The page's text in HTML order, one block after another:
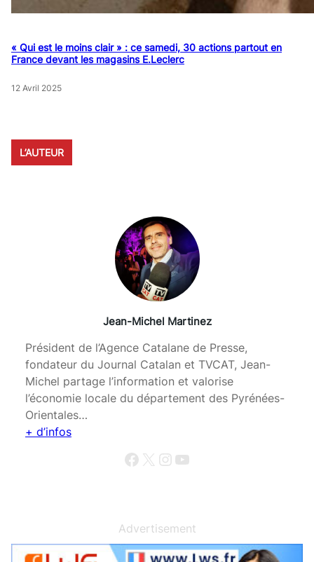
« Qui est le moins clair » : ce samedi, 30 actions partout en
France devant les magasins E.Leclerc
12 Avril 2025
L’AUTEUR
Jean-Michel Martinez
Président de l’Agence Catalane de Presse,
fondateur du Journal Catalan et TVCAT, Jean-
Michel partage l’information et valorise
l’économie locale du département des Pyrénées-
Orientales…
+ d’infos
Facebook X Instagram YouTube
Advertisement